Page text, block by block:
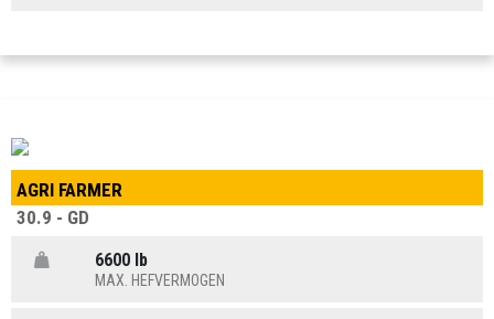
AGRI FARMER
30.9 - GD
6600 lb
MAX. HEFVERMOGEN